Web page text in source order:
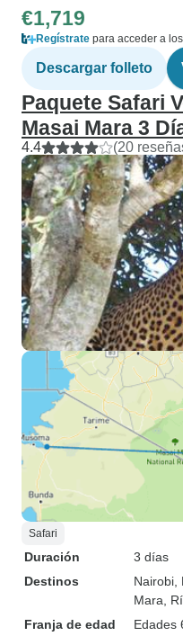
€1,719
Regístrate para acceder a
Descargar folleto
Paquete Safari
Masai Mara 3
4.4 (20
Safari
Duración
3 días
Destinos
Nairobi
Mara ,
Franja de edad
Edades